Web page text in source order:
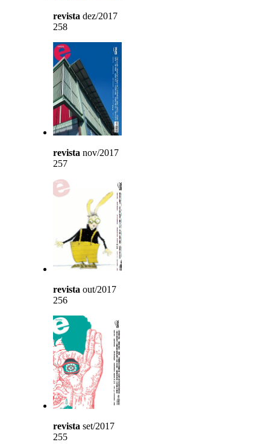
revista dez/2017
258
revista nov/2017
257
revista out/2017
256
revista set/2017
255